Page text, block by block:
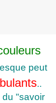
peut
..
du "savoir